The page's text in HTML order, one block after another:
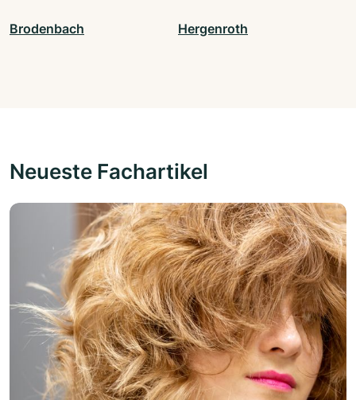
Brodenbach Hergenroth
Neueste Fachartikel